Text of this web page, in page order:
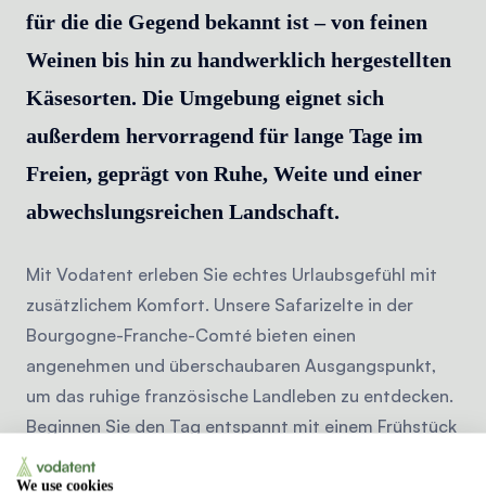
für die die Gegend bekannt ist – von feinen
Weinen bis hin zu handwerklich hergestellten
Käsesorten. Die Umgebung eignet sich
außerdem hervorragend für lange Tage im
Freien, geprägt von Ruhe, Weite und einer
abwechslungsreichen Landschaft.
Mit Vodatent erleben Sie echtes Urlaubsgefühl mit
zusätzlichem Komfort. Unsere Safarizelte in der
Bourgogne-Franche-Comté bieten einen
angenehmen und überschaubaren Ausgangspunkt,
um das ruhige französische Landleben zu entdecken.
Beginnen Sie den Tag entspannt mit einem Frühstück
auf Ihrer eigenen Terrasse, erkunden Sie die
Umgebung zu Fuß oder mit dem Fahrrad und nehmen
We use cookies